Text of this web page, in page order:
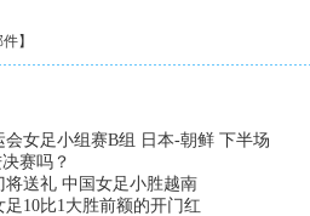
件】
女足小组赛B组 日本-朝鲜 下半场
赛吗？
送礼 中国女足小胜越南
10比1大胜前额的开门红